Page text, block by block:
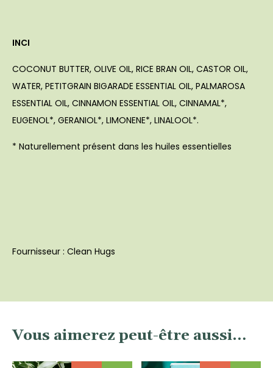
INCI
COCONUT BUTTER, OLIVE OIL, RICE BRAN OIL, CASTOR OIL,
WATER, PETITGRAIN BIGARADE ESSENTIAL OIL, PALMAROSA
ESSENTIAL OIL, CINNAMON ESSENTIAL OIL, CINNAMAL*,
EUGENOL*, GERANIOL*, LIMONENE*, LINALOOL*.
* Naturellement présent dans les huiles essentielles
Fournisseur : Clean Hugs
Vous aimerez peut-être aussi…